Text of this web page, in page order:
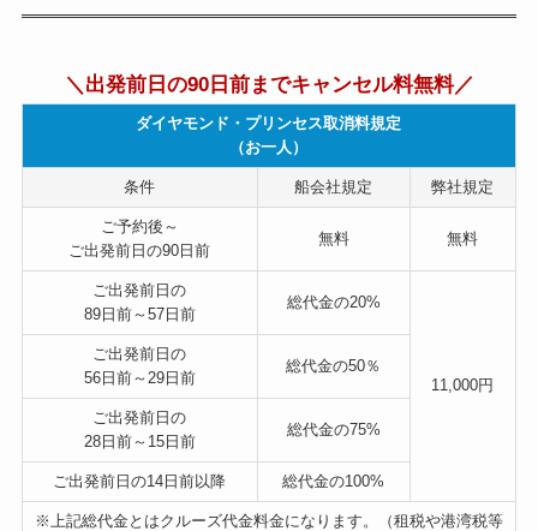
＼出発前日の90日前までキャンセル料無料／
ダイヤモンド・プリンセス取消料規定
（お一人）
条件 船会社規定 弊社規定
ご予約後～
ご出発前日の90日前
無料 無料
ご出発前日の
89日前～57日前
総代金の20%
11,000円
ご出発前日の
56日前～29日前
総代金の50％
ご出発前日の
28日前～15日前
総代金の75%
ご出発前日の14日前以降 総代金の100%
※上記総代金とはクルーズ代金料金になります。（租税や港湾税等